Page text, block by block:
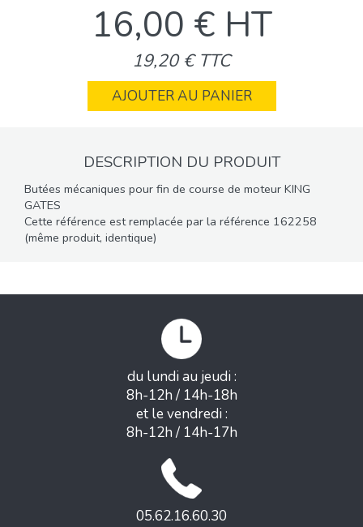
16,00 € HT
19,20 € TTC
AJOUTER AU PANIER
DESCRIPTION DU PRODUIT
Butées mécaniques pour fin de course de moteur KING
GATES
Cette référence est remplacée par la référence 162258
(même produit, identique)
du lundi au jeudi :
8h-12h / 14h-18h
et le vendredi :
8h-12h / 14h-17h
05.62.16.60.30